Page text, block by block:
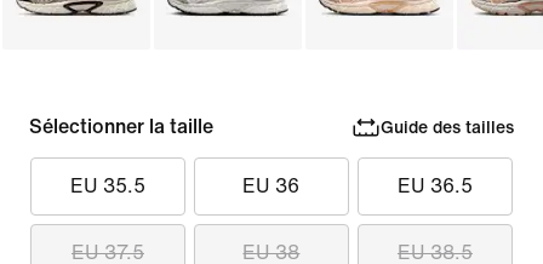
Sélectionner la taille Guide des tailles
EU 35.5 EU 36 EU 36.5
EU 37.5 EU 38 EU 38.5